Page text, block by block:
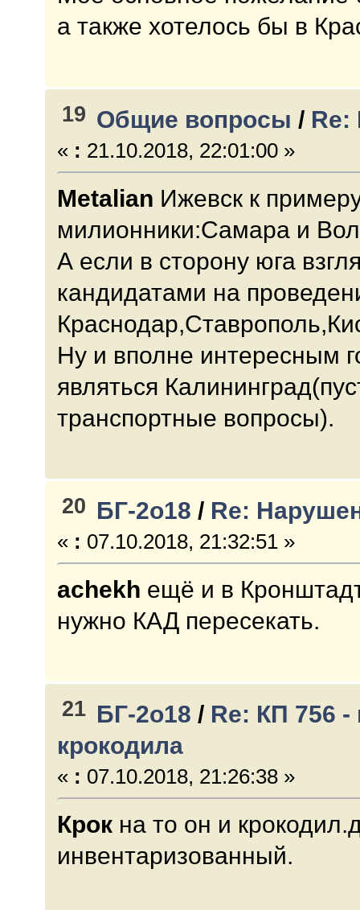
а также хотелось бы в
19 Общие вопросы / Re:
« : 21.10.2018, 22:01:00 »
Metalian Ижевск к
милионники:Самара и
А если в сторону юга
кандидатами на
Ну и вполне интересным
являться
транспортные вопросы).
20 БГ-2о18 / Re:
« : 07.10.2018, 21:32:51 »
achekh ещё и в
нужно КАД пересекать.
21 БГ-2о18 / Re: КП 756
крокодила
« : 07.10.2018, 21:26:38 »
Крок на то он и
инвентаризованный.